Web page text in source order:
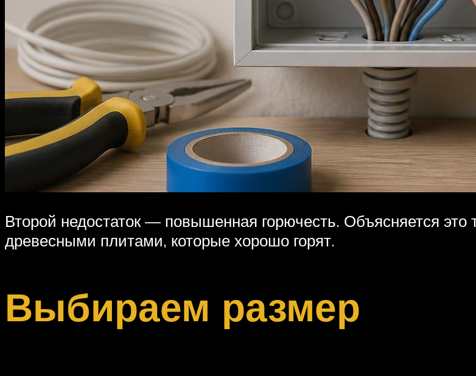
Второй недостаток — повышенная горючесть. Объясняется
древесными плитами, которые хорошо горят.
Выбираем размер